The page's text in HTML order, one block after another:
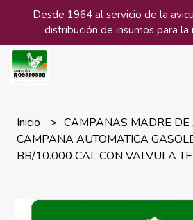
Desde 1964 al servicio de la
distribución de insumos para la
Inicio
CAMPANAS MADRE
CAMPANA AUTOMATICA
BB/10.000 CAL CON VALVULA